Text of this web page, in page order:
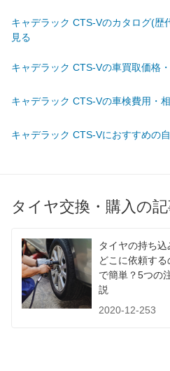
キャデラック CTS-Vのカタログ(歴
見る
キャデラック CTS-Vの車買取価格
キャデラック CTS-Vの車検費用・
キャデラック CTS-Vにおすすめの
タイヤ交換・購入の
タイヤの持ち込
どこに依頼す
で簡単？5つの
説
2020-12-253